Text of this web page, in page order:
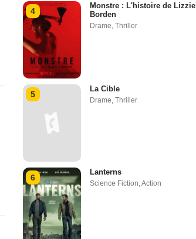
4
Monstre : L'histoire de Lizzie
Borden
Drame Thriller
5
La Cible
Drame Thriller
6
Lanterns
Science Fiction Action